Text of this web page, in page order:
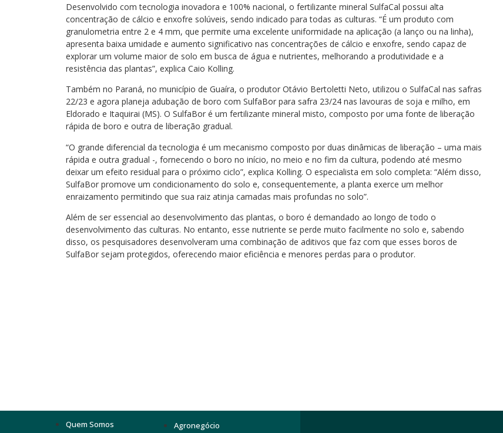
Desenvolvido com tecnologia inovadora e 100% nacional, o fertilizante mineral SulfaCal possui alta
concentração de cálcio e enxofre solúveis, sendo indicado para todas as culturas. “É um produto com
granulometria entre 2 e 4 mm, que permite uma excelente uniformidade na aplicação (a lanço ou na linha),
apresenta baixa umidade e aumento significativo nas concentrações de cálcio e enxofre, sendo capaz de
explorar um volume maior de solo em busca de água e nutrientes, melhorando a produtividade e a
resistência das plantas”, explica Caio Kolling.
Também no Paraná, no município de Guaíra, o produtor Otávio Bertoletti Neto, utilizou o SulfaCal nas safras
22/23 e agora planeja adubação de boro com SulfaBor para safra 23/24 nas lavouras de soja e milho, em
Eldorado e Itaquirai (MS). O SulfaBor é um fertilizante mineral misto, composto por uma fonte de liberação
rápida de boro e outra de liberação gradual.
“O grande diferencial da tecnologia é um mecanismo composto por duas dinâmicas de liberação – uma mais
rápida e outra gradual -, fornecendo o boro no início, no meio e no fim da cultura, podendo até mesmo
deixar um efeito residual para o próximo ciclo”, explica Kolling. O especialista em solo completa: “Além disso,
SulfaBor promove um condicionamento do solo e, consequentemente, a planta exerce um melhor
enraizamento permitindo que sua raiz atinja camadas mais profundas no solo”.
Além de ser essencial ao desenvolvimento das plantas, o boro é demandado ao longo de todo o
desenvolvimento das culturas. No entanto, esse nutriente se perde muito facilmente no solo e, sabendo
disso, os pesquisadores desenvolveram uma combinação de aditivos que faz com que esses boros de
SulfaBor sejam protegidos, oferecendo maior eficiência e menores perdas para o produtor.
Quem Somos Agronegócio